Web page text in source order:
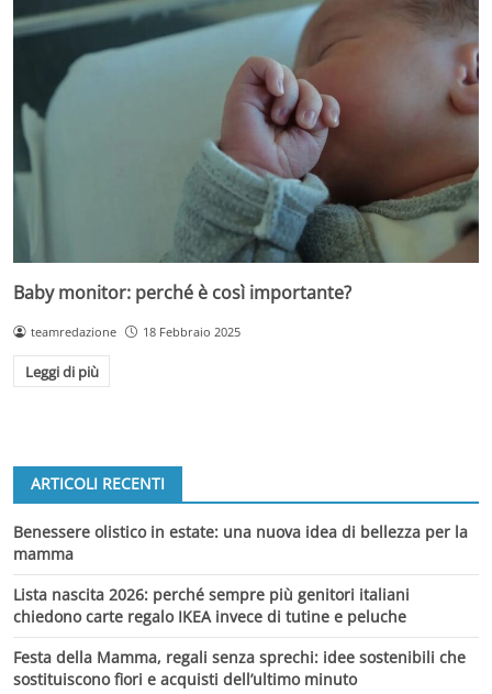
Baby monitor: perché è così importante?
teamredazione 18 Febbraio 2025
Leggi di più
ARTICOLI RECENTI
Benessere olistico in estate: una nuova idea di bellezza per la
mamma
Lista nascita 2026: perché sempre più genitori italiani
chiedono carte regalo IKEA invece di tutine e peluche
Festa della Mamma, regali senza sprechi: idee sostenibili che
sostituiscono fiori e acquisti dell’ultimo minuto